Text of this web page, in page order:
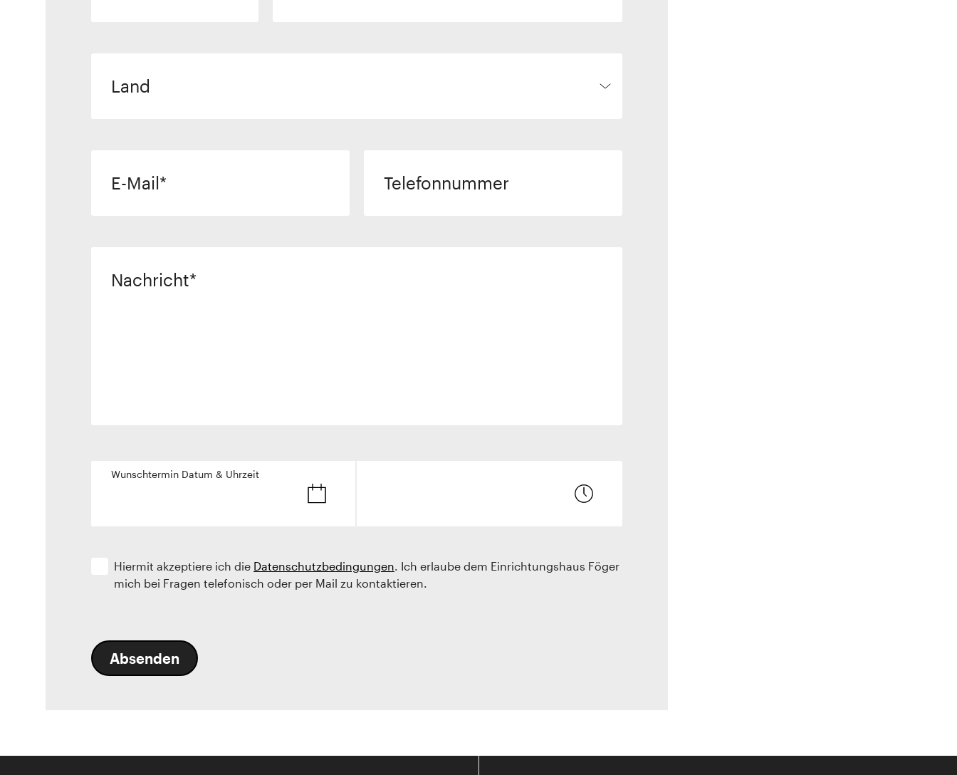
Land
E-Mail Telefonnummer
Nachricht
Wunschtermin Datum & Uhrzeit
Hiermit akzeptiere ich die Datenschutzbedingungen. Ich erlaube dem Einrichtungshaus Föger
mich bei Fragen telefonisch oder per Mail zu kontaktieren.
Absenden